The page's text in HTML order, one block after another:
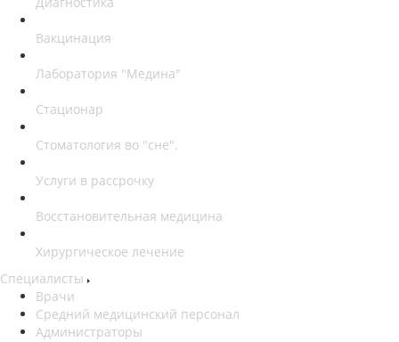
Вакцинация
Лаборатория "Медина"
Стационар
Стоматология во "сне".
Услуги в рассрочку
Восстановительная медицина
Хирургическое лечение
Специалисты
Врачи
Средний медицинский персонал
Администраторы